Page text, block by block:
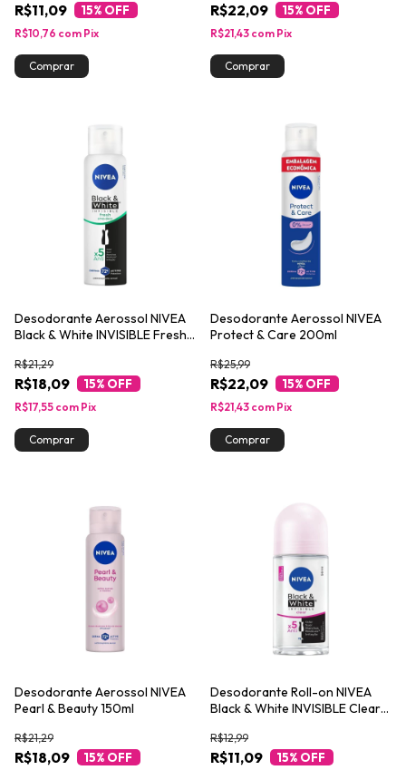
R$11,09 15% OFF
R$10,76 com Pix
R$22,09 15% OFF
R$21,43 com Pix
Desodorante Aerossol NIVEA
Black & White INVISIBLE Fresh
R$18,09
R$21,29
15% OFF
R$17,55 com Pix
Desodorante Aerossol NIVEA
Protect & Care 200ml
R$22,09
R$25,99
15% OFF
R$21,43 com Pix
Desodorante Aerossol NIVEA
Pearl & Beauty 150ml
R$18,09
R$21,29
15% OFF
Desodorante Roll-on NIVEA
Black & White INVISIBLE Clear
R$11,09
R$12,99
15% OFF